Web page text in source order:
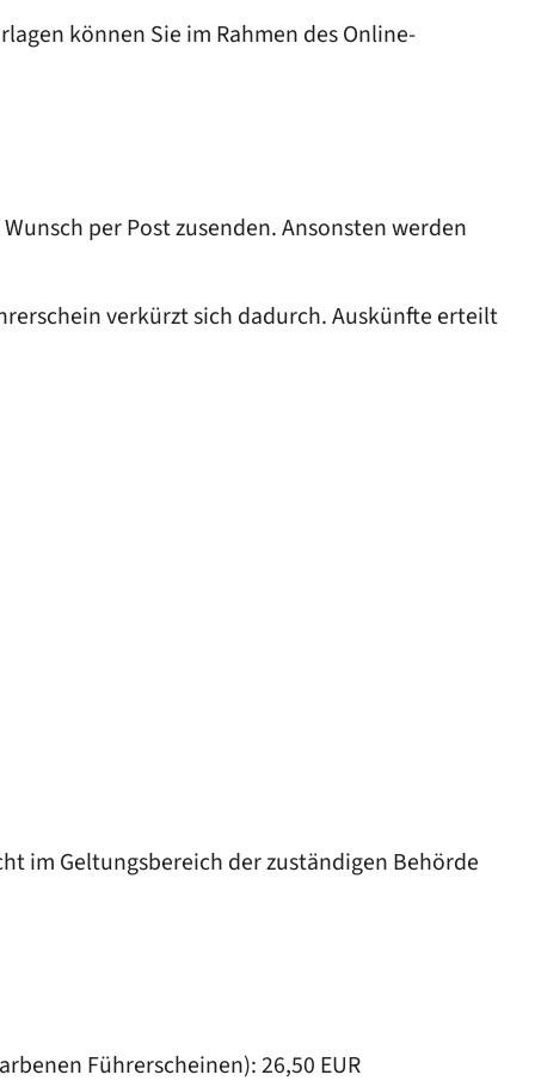
können Sie im Rahmen des Online-
per Post zusenden. Ansonsten werden
verkürzt sich dadurch. Auskünfte erteilt
im Geltungsbereich der zuständigen Behörde
Führerscheinen): 26,50 EUR